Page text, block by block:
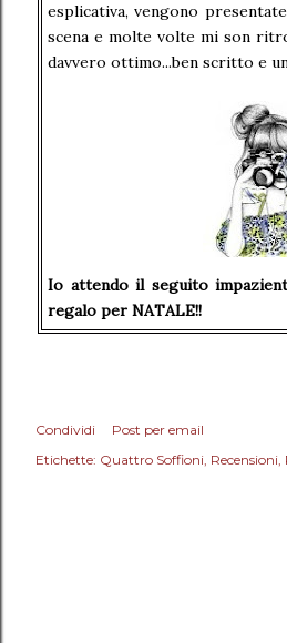
esplicativa, vengono
scena e molte volte mi son
davvero ottimo...ben scritto e
Io attendo il seguito
regalo per NATALE!!
Condividi
Post per email
Etichette: Quattro Soffioni Recensioni